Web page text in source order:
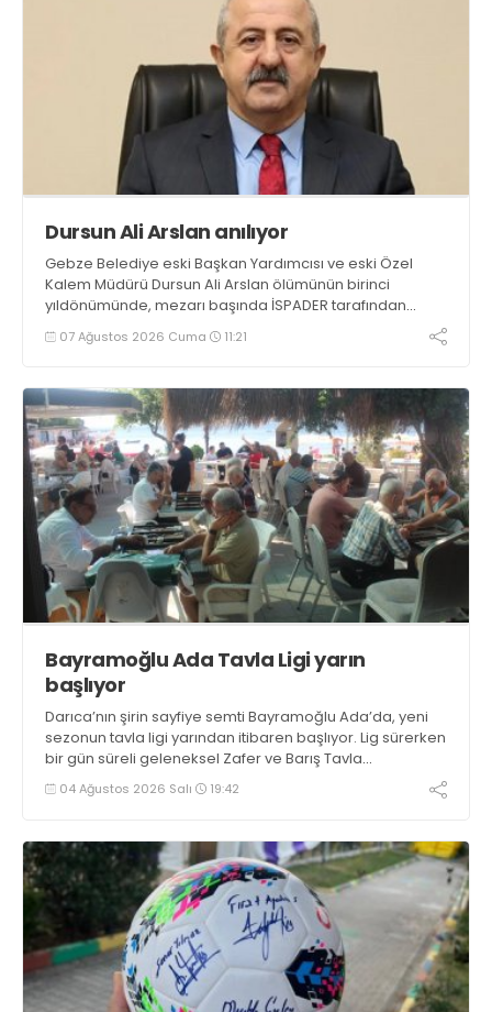
Dursun Ali Arslan anılıyor
Gebze Belediye eski Başkan Yardımcısı ve eski Özel
Kalem Müdürü Dursun Ali Arslan ölümünün birinci
yıldönümünde, mezarı başında İSPADER tarafından
düzenlenen etkinlikte mezarı başında anılacak
07 Ağustos 2026 Cuma 11:21
Bayramoğlu Ada Tavla Ligi yarın
başlıyor
Darıca’nın şirin sayfiye semti Bayramoğlu Ada’da, yeni
sezonun tavla ligi yarından itibaren başlıyor. Lig sürerken
bir gün süreli geleneksel Zafer ve Barış Tavla
Turnuvasının da 17’ncisi tekrarlanacak
04 Ağustos 2026 Salı 19:42